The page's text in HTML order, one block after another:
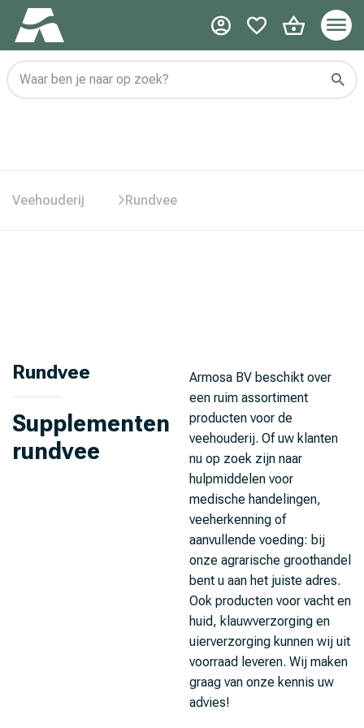
Waar ben je naar op zoek?
Veehouderij Rundvee
Rundvee
Supplementen
rundvee
Armosa BV beschikt over
een ruim assortiment
producten voor de
veehouderij. Of uw klanten
nu op zoek zijn naar
hulpmiddelen voor
medische handelingen,
veeherkenning of
aanvullende voeding: bij
onze agrarische groothandel
bent u aan het juiste adres.
Ook producten voor vacht en
huid, klauwverzorging en
uierverzorging kunnen wij uit
voorraad leveren. Wij maken
graag van onze kennis uw
advies!